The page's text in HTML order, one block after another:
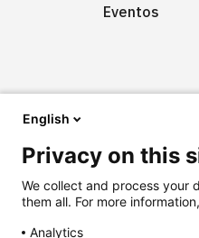
Eventos
Quem somos
English
Privacy on this
We collect and process your
them all. For more
Analytics